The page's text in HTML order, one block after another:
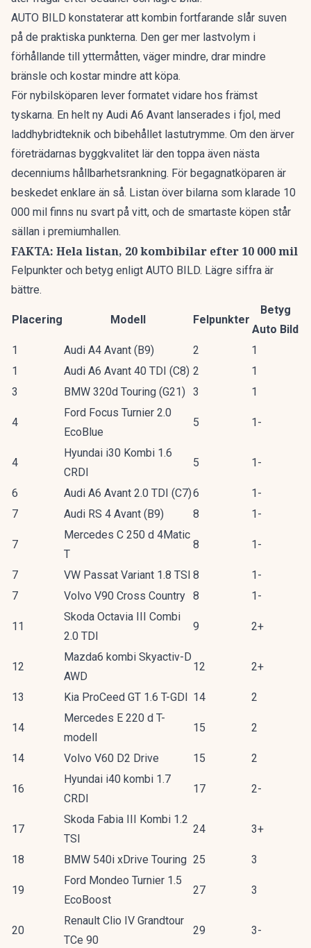
AUTO BILD konstaterar att kombin fortfarande slår suven
på de praktiska punkterna. Den ger mer lastvolym i
förhållande till yttermåtten, väger mindre, drar mindre
bränsle och kostar mindre att köpa.
För nybilsköparen lever formatet vidare hos främst
tyskarna. En helt ny Audi A6 Avant lanserades i fjol, med
laddhybridteknik och bibehållet lastutrymme. Om den ärver
företrädarnas byggkvalitet lär den toppa även nästa
decenniums hållbarhetsrankning. För begagnatköparen är
beskedet enklare än så. Listan över bilarna som klarade 10
000 mil finns nu svart på vitt, och de smartaste köpen står
sällan i premiumhallen.
FAKTA: Hela listan, 20 kombibilar efter 10 000 mil
Felpunkter och betyg enligt AUTO BILD. Lägre siffra är
bättre.
Placering Modell Felpunkter
Betyg
Auto Bild
1
Audi A4 Avant (B9) 2
1
1
Audi A6 Avant 40 TDI (C8) 2
1
3
BMW 320d Touring (G21) 3 1
4
Ford Focus Turnier 2.0
EcoBlue
5 1-
4
Hyundai i30 Kombi 1.6
CRDI
5 1-
6 Audi A6 Avant 2.0 TDI (C7)6
1-
7
Audi RS 4 Avant (B9) 8 1-
7
Mercedes C 250 d 4Matic
T
8 1-
7 VW Passat Variant 1.8 TSI 8
1-
7
Volvo V90 Cross Country 8 1-
11
Skoda Octavia III Combi
2.0 TDI
9 2+
12
Mazda6 kombi Skyactiv-D
AWD
12 2+
13 Kia ProCeed GT 1.6 T-GDI 14 2
14
Mercedes E 220 d T-
modell
15 2
14 Volvo V60 D2 Drive 15 2
16
Hyundai i40 kombi 1.7
CRDI
17 2-
17
Skoda Fabia III Kombi 1.2
TSI
24 3+
18 BMW 540i xDrive Touring 25 3
19
Ford Mondeo Turnier 1.5
EcoBoost
27 3
20
Renault Clio IV Grandtour
TCe 90
29 3-